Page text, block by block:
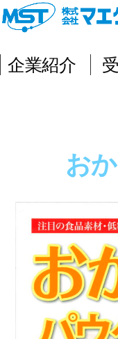
コ
テ企業紹介
お